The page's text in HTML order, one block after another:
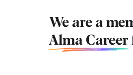
We are a
Alma Career